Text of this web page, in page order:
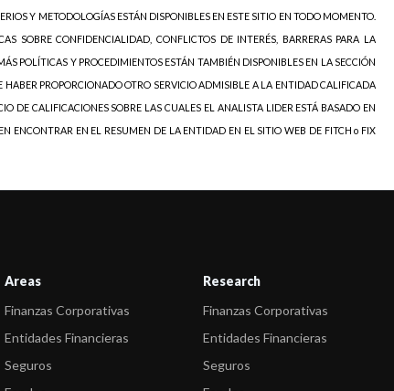
Y METODOLOGÍAS ESTÁN DISPONIBLES EN ESTE SITIO EN TODO MOMENTO.
SOBRE CONFIDENCIALIDAD, CONFLICTOS DE INTERÉS, BARRERAS PARA LA
POLÍTICAS Y PROCEDIMIENTOS ESTÁN TAMBIÉN DISPONIBLES EN LA SECCIÓN
HABER PROPORCIONADO OTRO SERVICIO ADMISIBLE A LA ENTIDAD CALIFICADA
DE CALIFICACIONES SOBRE LAS CUALES EL ANALISTA LIDER ESTÁ BASADO EN
ENCONTRAR EN EL RESUMEN DE LA ENTIDAD EN EL SITIO WEB DE FITCH o FIX
Areas
Finanzas Corporativas
Entidades Financieras
Seguros
Research
Finanzas Corporativas
Entidades Financieras
Seguros